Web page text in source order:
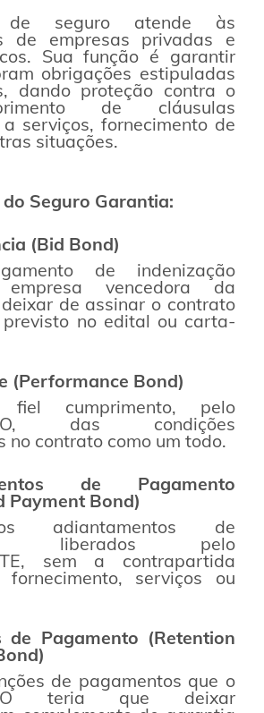
seguro atende às
de empresas privadas e
Sua função é garantir
obrigações estipuladas
dando proteção contra o
de cláusulas
serviços, fornecimento de
situações.
Seguro Garantia:
(Bid Bond)
de indenização
vencedora da
de assinar o contrato
previsto no edital ou carta-
(Performance Bond)
cumprimento, pelo
das condições
no contrato como um todo.
de Pagamento
Payment Bond)
adiantamentos de
liberados pelo
sem a contrapartida
serviços ou
de Pagamento (Retention
de pagamentos que o
teria que deixar